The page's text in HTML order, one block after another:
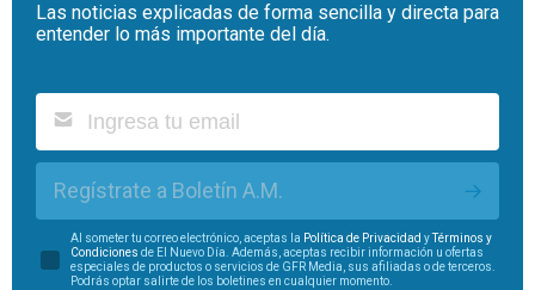
Las noticias explicadas de forma sencilla y directa para
entender lo más importante del día.
Regístrate a Boletín A.M.
Al someter tu correo electrónico, aceptas la Política de Privacidad yTérminos y
Condiciones de El Nuevo Día. Además, aceptas recibir información u ofertas
especiales de productos o servicios de GFR Media, sus afiliadas o de terceros.
Podrás optar salirte de los boletines en cualquier momento.